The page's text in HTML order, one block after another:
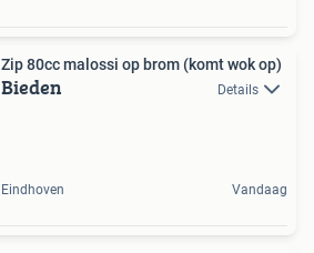
Zip 80cc malossi op brom (komt wok op)
Bieden Details
Eindhoven Vandaag